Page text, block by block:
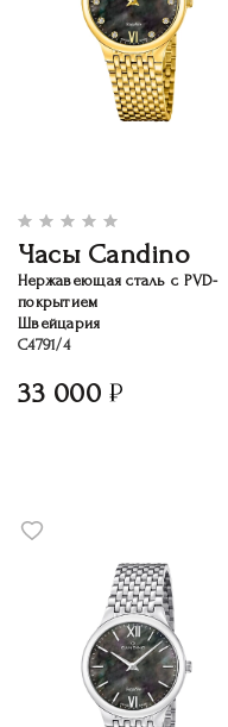
Часы Candino
Нержавеющая сталь с PVD-
покрытием
Швейцария
C4791/4
33 000